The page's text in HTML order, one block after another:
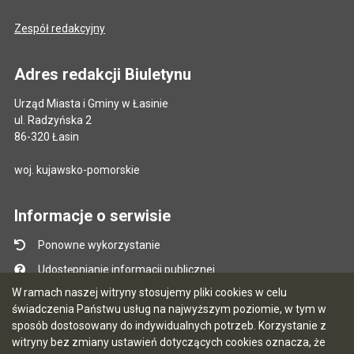
W ramach naszej witryny stosujemy pliki cookies w celu
świadczenia Państwu usług na najwyższym poziomie, w tym w
sposób dostosowany do indywidualnych potrzeb. Korzystanie z
witryny bez zmiany ustawień dotyczących cookies oznacza, że
Zespół redakcyjny
Adres redakcji Biuletynu
Urząd Miasta i Gminy w Łasinie
ul. Radzyńska 2
86-320 Łasin
woj. kujawsko-pomorskie
Informacje o serwisie
Ponowne wykorzystanie
Udostępnianie informacji publicznej
Mapa serwisu
Instrukcja obsługi
Statystyki oglądalności